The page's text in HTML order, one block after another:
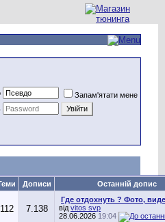
Запам'ятати мене
Дописи Останній допис
112 7.138
Где отдохнуть ? Фото,
від vitos svp
28.06.2026 19:04